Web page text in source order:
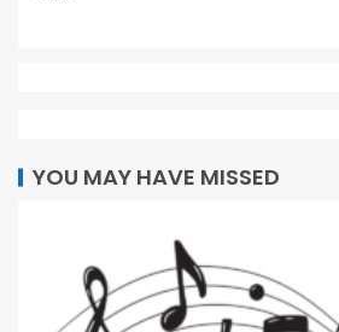
YOU MAY HAVE MISSED